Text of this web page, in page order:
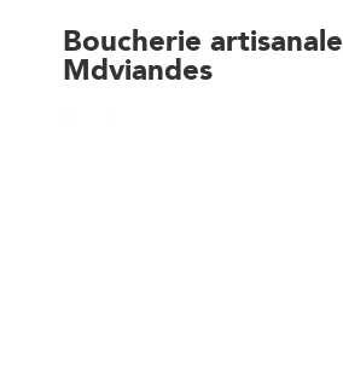
Boucherie artisanale
Mdviandes